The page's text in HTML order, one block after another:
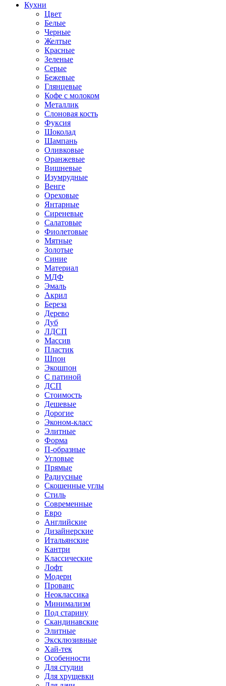
Кухни
Цвет
Белые
Черные
Желтые
Красные
Зеленые
Серые
Бежевые
Глянцевые
Кофе с молоком
Металлик
Слоновая кость
Фуксия
Шоколад
Шампань
Оливковые
Оранжевые
Вишневые
Изумрудные
Венге
Ореховые
Янтарные
Сиреневые
Салатовые
Фиолетовые
Мятные
Золотые
Синие
Материал
МДФ
Эмаль
Акрил
Береза
Дерево
Дуб
ЛДСП
Массив
Пластик
Шпон
Экошпон
С патиной
ДСП
Стоимость
Дешевые
Дорогие
Эконом-класс
Элитные
Форма
П-образные
Угловые
Прямые
Радиусные
Скошенные углы
Стиль
Современные
Евро
Английские
Дизайнерские
Итальянские
Кантри
Классические
Лофт
Модерн
Прованс
Неоклассика
Минимализм
Под старину
Скандинавские
Элитные
Эксклюзивные
Хай-тек
Особенности
Для студии
Для хрущевки